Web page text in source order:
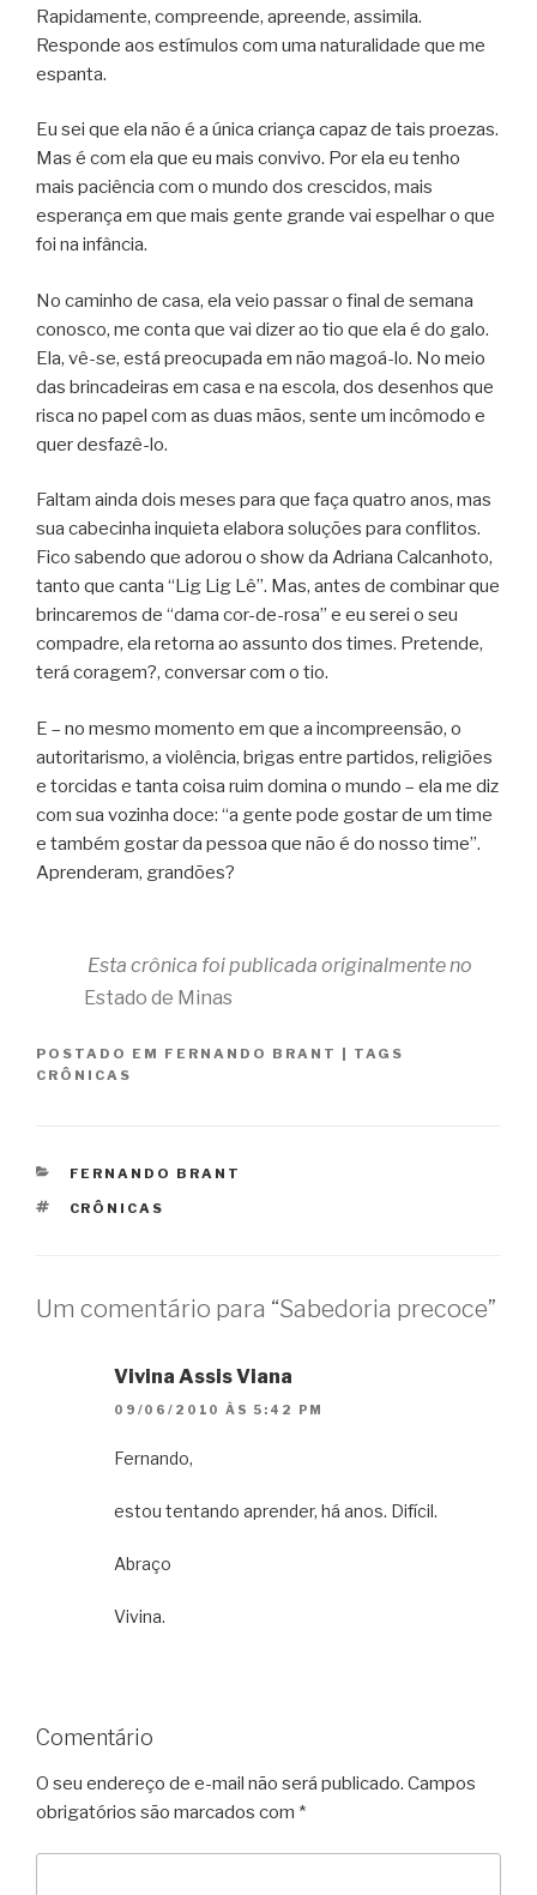
Rapidamente, compreende, apreende, assimila.
Responde aos estímulos com uma naturalidade que me
espanta.
Eu sei que ela não é a única criança capaz de tais proezas.
Mas é com ela que eu mais convivo. Por ela eu tenho
mais paciência com o mundo dos crescidos, mais
esperança em que mais gente grande vai espelhar o que
foi na infância.
No caminho de casa, ela veio passar o final de semana
conosco, me conta que vai dizer ao tio que ela é do galo.
Ela, vê-se, está preocupada em não magoá-lo. No meio
das brincadeiras em casa e na escola, dos desenhos que
risca no papel com as duas mãos, sente um incômodo e
quer desfazê-lo.
Faltam ainda dois meses para que faça quatro anos, mas
sua cabecinha inquieta elabora soluções para conflitos.
Fico sabendo que adorou o show da Adriana Calcanhoto,
tanto que canta “Lig Lig Lê”. Mas, antes de combinar que
brincaremos de “dama cor-de-rosa” e eu serei o seu
compadre, ela retorna ao assunto dos times. Pretende,
terá coragem?, conversar com o tio.
E – no mesmo momento em que a incompreensão, o
autoritarismo, a violência, brigas entre partidos, religiões
e torcidas e tanta coisa ruim domina o mundo – ela me diz
com sua vozinha doce: “a gente pode gostar de um time
e também gostar da pessoa que não é do nosso time”.
Aprenderam, grandões?
Esta crônica foi publicada originalmente no
Estado de Minas
POSTADO EM FERNANDO BRANT
TAGS
CRÔNICAS
CATEGORIAS
FERNANDO BRANT
TAGS
CRÔNICAS
Um comentário para “Sabedoria precoce”
Vivina Assis Viana
09/06/2010 ÀS 5:42 PM
Fernando,
estou tentando aprender, há anos. Difícil.
Abraço
Vivina.
Comentário
O seu endereço de e-mail não será publicado. Campos
obrigatórios são marcados com *